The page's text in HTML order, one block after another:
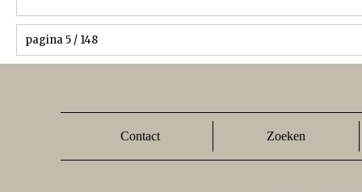
pagina 5 / 148
Contact Zoeken